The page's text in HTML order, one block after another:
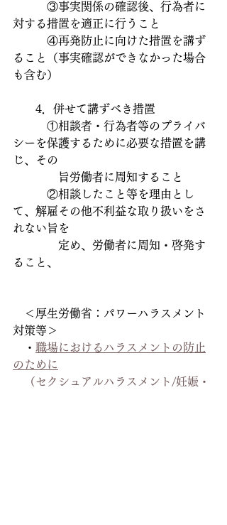
③事実関係の確認後、行為者に
対する措置を適正に行うこと
④再発防止に向けた措置を講ず
ること（事実確認ができなかった場合
も含む）
4．併せて講ずべき措置
①相談者・行為者等のプライバ
シーを保護するために必要な措置を講
じ、その
旨労働者に周知すること
②相談したこと等を理由とし
て、解雇その他不利益な取り扱いをさ
れない旨を
定め、労働者に周知・啓発す
ること、
＜厚生労働省：パワーハラスメント
対策等＞
・ 職場におけるハラスメントの防止
のために
（セクシュアルハラスメント/妊娠・